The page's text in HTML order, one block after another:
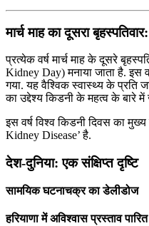
मार्च माह का दूसरा
प्रत्येक वर्ष मार्च माह के दूसरे
Kidney Day) मनाया जाता है. इस
गया. यह वैश्विक स्वास्थ्य के प्रति
का उद्देश्य किडनी के महत्व के बारे
इस वर्ष विश्व किडनी दिवस का
Kidney Disease’ है.
देश-दुनिया: एक संक्षिप्त दृष्टि
सामयिक घटनाचक्र का डेलीडोज
हरियाणा में अविश्‍वास प्रस्‍ताव